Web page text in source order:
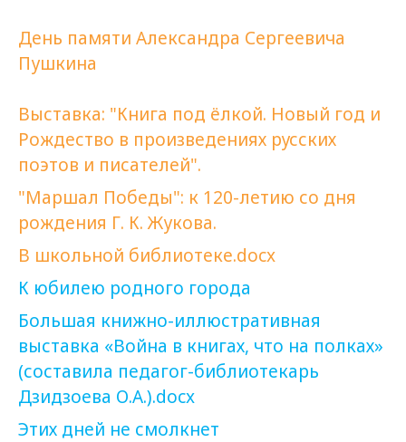
День памяти Александра Сергеевича
Пушкина
Выставка: "Книга под ёлкой. Новый год и
Рождество в произведениях русских
поэтов и писателей".
"Маршал Победы": к 120-летию со дня
рождения Г. К. Жукова.
В школьной библиотеке.docx
К юбилею родного города
Большая книжно-иллюстративная
выставка «Война в книгах, что на полках»
(составила педагог-библиотекарь
Дзидзоева О.А.).docx
Этих дней не смолкнет